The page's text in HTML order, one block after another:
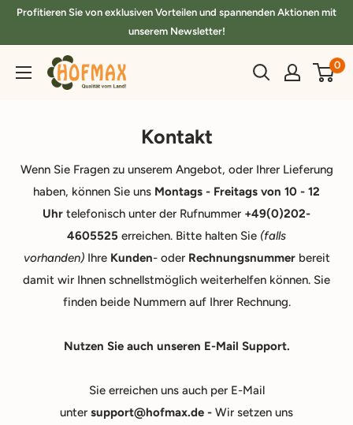
DirektProfitieren Sie von exklusiven Vorteilen und spannenden Aktionen mit
unserem Newsletter!
hofmax.de 0
Kontakt
Wenn Sie Fragen zu unserem Angebot, oder Ihrer Lieferung
haben, können Sie uns Montags - Freitags von 10 - 12
Uhr telefonisch unter der Rufnummer +49(0)202-
4605525 erreichen. Bitte halten Sie (falls
vorhanden)Ihre Kunden- oder Rechnungsnummer bereit
damit wir Ihnen schnellstmöglich weiterhelfen können. Sie
finden beide Nummern auf Ihrer Rechnung.
Nutzen Sie auch unseren E-Mail Support.
Sie erreichen uns auch per E-Mail
unter support@hofmax.de - Wir setzen uns